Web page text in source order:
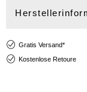
Gratis Versand*
Kostenlose Retoure